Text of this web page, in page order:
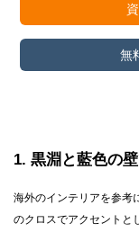
無
1 黒淵と藍色の
海外のインテリアを参考
のクロスでアクセントと